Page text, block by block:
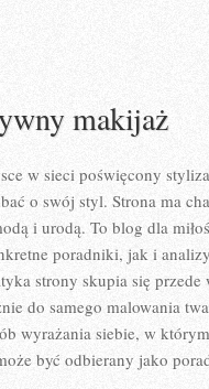
makijaż
w sieci poświęcony
o swój styl. Strona ma
i urodą. To blog dla
poradniki, jak i
strony skupia się
do samego malowania
wyrażania siebie, w
być odbierany jako